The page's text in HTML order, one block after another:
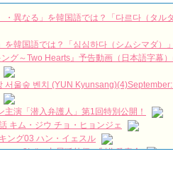
見つけました！😁 お求めやすいモーニ
かな雰囲気で美味しいし〜！🏆 NEW!
지듯이' (영화 사도 OST) K-pop / cover by
ムグァンビラ」、露出シーンで放送審議委
진 – (선공개) 강남 3대 얼짱 출신 &#39;한
EP.18
ンヘギョ キスまとめ
진 – Still We (여전히 우리는)
マーズ」2019年11月2日TSUTAYAにて先
The Scene Hyun Bin 현빈❤️ 손예진 Son
・異なる」を韓国語では？「다르다（タル
を韓国語では？「심심하다（シムシマダ）
グ～Two Hearts』予告動画（日本語字幕
서울숲 벤치 (YUN
主演「潜入弁護人」第1回特別公開！
キム・ジウ チョ・ヒョンジェ
ング03 ハン・イェスル
조현재 九尾狐外伝 制作発表会